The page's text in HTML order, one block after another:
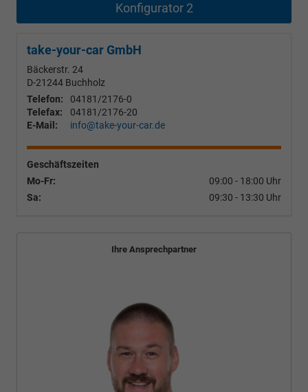
Konfigurator 2
take-your-car GmbH
Bäckerstr. 24
D-21244 Buchholz
Telefon:
04181/2176-0
Telefax:
04181/2176-20
E-Mail:
info@take-your-car.de
Geschäftszeiten
Mo-Fr:
09:00 - 18:00 Uhr
Sa:
09:30 - 13:30 Uhr
Ihre Ansprechpartner